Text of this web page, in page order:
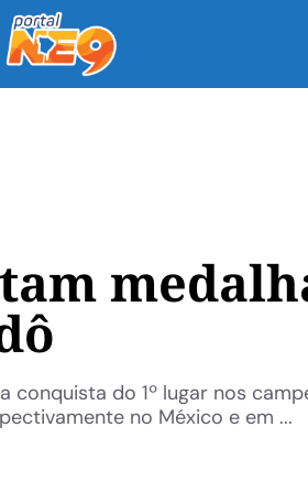
conquista do 1º lugar nos
no México e em ...